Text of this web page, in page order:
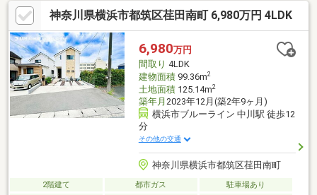
神奈川県横浜市都筑区荏田南町 6,980万円 4LDK
6,980万円
間取り 4LDK
建物面積99.36m2
土地面積125.14m2
築年月 2023年12月(築2年9ヶ月)
横浜市ブルーライン 中川駅 徒歩12
分
その他の交通
神奈川県横浜市都筑区荏田南町
2階建て 都市ガス
駐車場あり